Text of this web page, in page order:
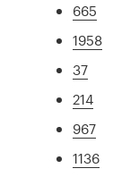
665
1958
37
214
967
1136